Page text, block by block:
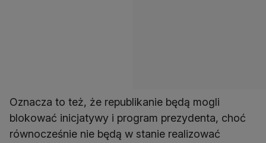
Oznacza to też, że republikanie będą mogli
blokować inicjatywy i program prezydenta, choć
równocześnie nie będą w stanie realizować